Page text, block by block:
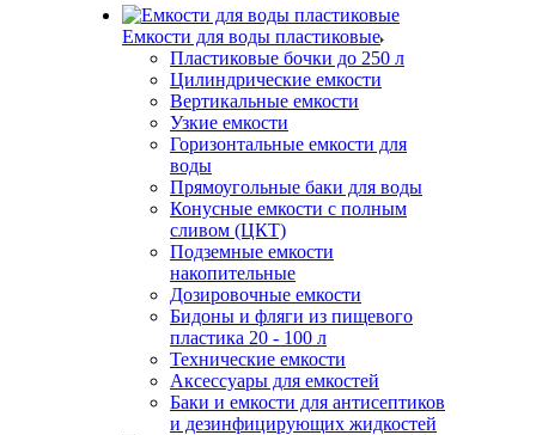
Емкости для воды пластиковые
Пластиковые бочки до 250 л
Цилиндрические емкости
Вертикальные емкости
Узкие емкости
Горизонтальные емкости для
воды
Прямоугольные баки для воды
Конусные емкости с полным
сливом (ЦКТ)
Подземные емкости
накопительные
Дозировочные емкости
Бидоны и фляги из пищевого
пластика 20 - 100 л
Технические емкости
Аксессуары для емкостей
Баки и емкости для антисептиков
и дезинфицирующих жидкостей